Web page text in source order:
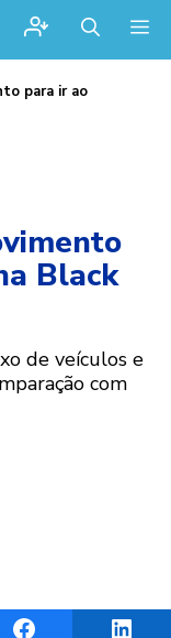
para ir ao
Black
de veículos e
com
Share on Facebook